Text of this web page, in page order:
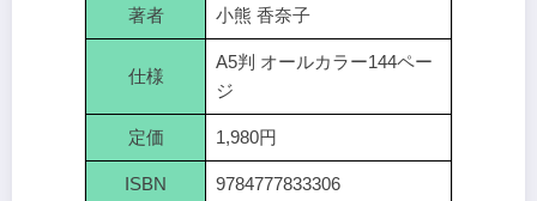
著者 小熊 香奈子
仕様
A5判 オールカラー144ペー
ジ
定価 1,980円
ISBN 9784777833306